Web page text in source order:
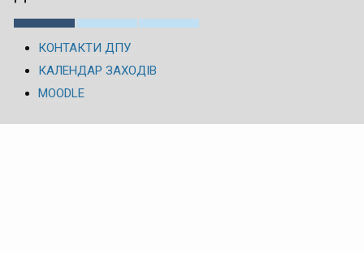
КОНТАКТИ ДПУ
КАЛЕНДАР ЗАХОДІВ
MOODLE